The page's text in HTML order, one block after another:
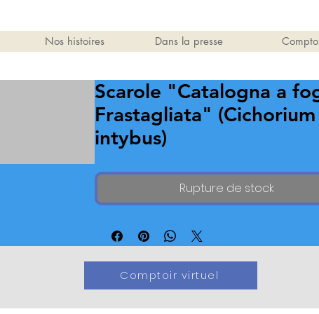
Nos histoires Dans la presse
Scarole "Catalogna a
Frastagliata" (Cichorium
intybus)
Rupture de stock
Comptoir virtuel